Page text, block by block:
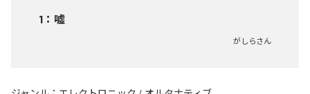
1 ： 嘘
がしらさん